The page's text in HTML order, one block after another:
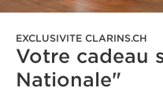
EXCLUSIVITE CLARINS.CH
Votre cadeau
Nationale"